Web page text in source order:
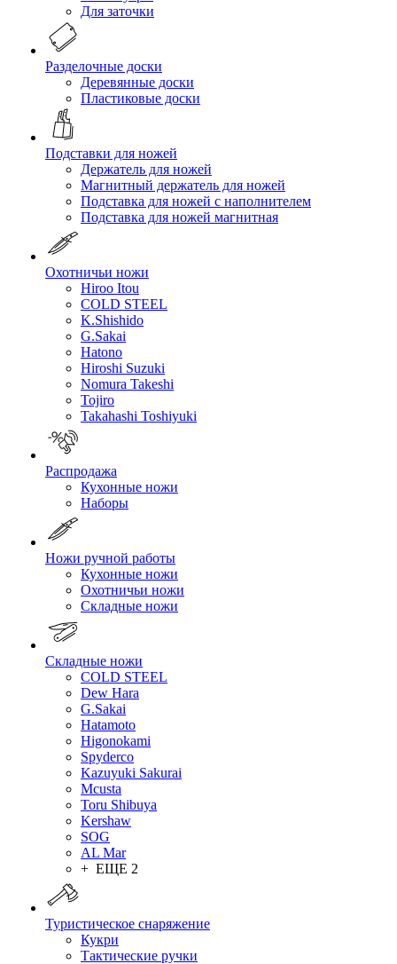
Для заточки
Разделочные доски
Деревянные доски
Пластиковые доски
Подставки для ножей
Держатель для ножей
Магнитный держатель для ножей
Подставка для ножей с наполнителем
Подставка для ножей магнитная
Охотничьи ножи
Hiroo Itou
COLD STEEL
K.Shishido
G.Sakai
Hatono
Hiroshi Suzuki
Nomura Takeshi
Tojiro
Takahashi Toshiyuki
Распродажа
Кухонные ножи
Наборы
Ножи ручной работы
Кухонные ножи
Охотничьи ножи
Складные ножи
Складные ножи
COLD STEEL
Dew Hara
G.Sakai
Hatamoto
Higonokami
Spyderco
Kazuyuki Sakurai
Mcusta
Toru Shibuya
Kershaw
SOG
AL Mar
+ ЕЩЕ 2
Туристическое снаряжение
Кукри
Тактические ручки